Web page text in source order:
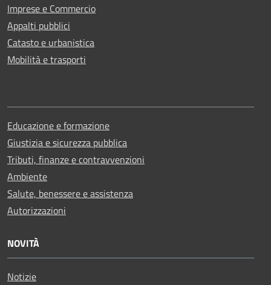
Imprese e Commercio
Appalti pubblici
Catasto e urbanistica
Mobilità e trasporti
Educazione e formazione
Giustizia e sicurezza pubblica
Tributi, finanze e contravvenzioni
Ambiente
Salute, benessere e assistenza
Autorizzazioni
NOVITÀ
Notizie